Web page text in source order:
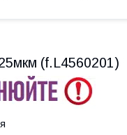
(f.L4560201)